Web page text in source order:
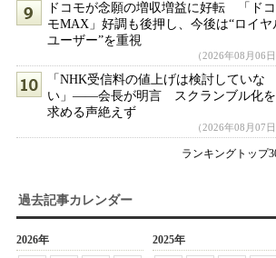
ドコモが念願の増収増益に好転 「ドコ
モMAX」好調も後押し、今後は“ロイヤ
ユーザー”を重視
（2026年08月06日
「NHK受信料の値上げは検討していな
い」――会長が明言 スクランブル化を
求める声絶えず
（2026年08月07日
ランキングトップ
過去記事カレンダー
2026年 2025年